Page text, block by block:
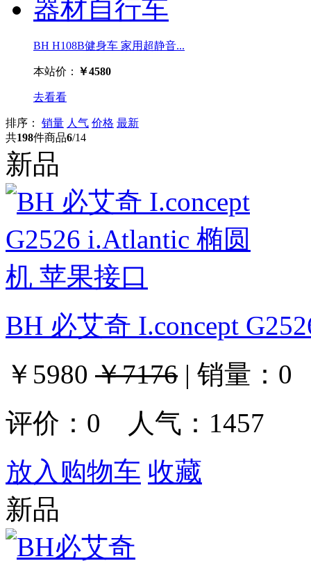
BH H108B健身车 家用超静音...
本站价： ￥4580
去看看
排序： 销量 人气 价格 最新
共198件商品6/14
新品
BH 必艾奇 I.concept
￥5980 ￥7176 | 销量： 0
评价： 0 人气：1457
放入购物车 收藏
新品